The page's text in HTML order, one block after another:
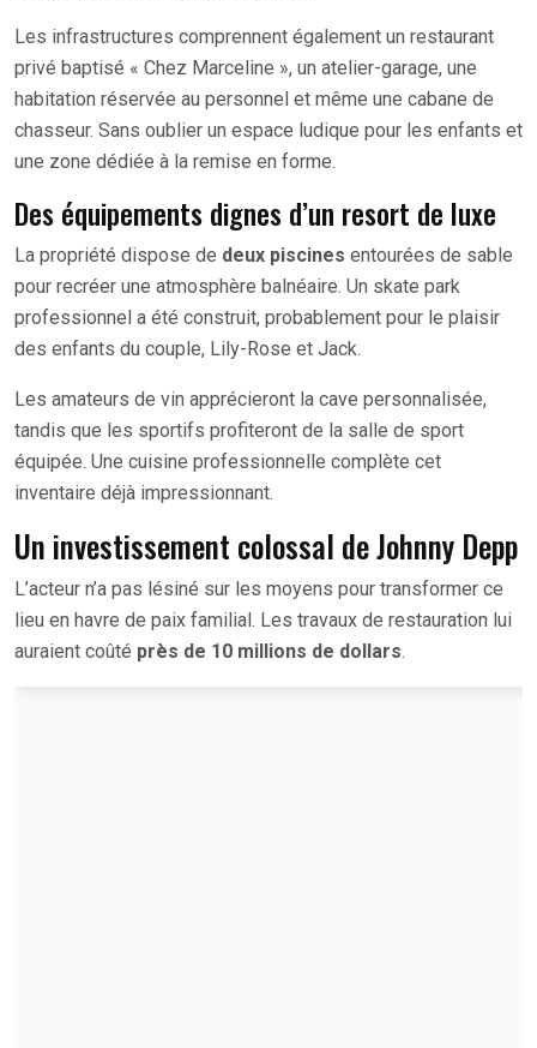
Les infrastructures comprennent également un restaurant
privé baptisé « Chez Marceline », un atelier-garage, une
habitation réservée au personnel et même une cabane de
chasseur. Sans oublier un espace ludique pour les enfants et
une zone dédiée à la remise en forme.
Des équipements dignes d’un resort de luxe
La propriété dispose de deux piscines entourées de sable
pour recréer une atmosphère balnéaire. Un skate park
professionnel a été construit, probablement pour le plaisir
des enfants du couple, Lily-Rose et Jack.
Les amateurs de vin apprécieront la cave personnalisée,
tandis que les sportifs profiteront de la salle de sport
équipée. Une cuisine professionnelle complète cet
inventaire déjà impressionnant.
Un investissement colossal de Johnny Depp
L’acteur n’a pas lésiné sur les moyens pour transformer ce
lieu en havre de paix familial. Les travaux de restauration lui
auraient coûté près de 10 millions de dollars.